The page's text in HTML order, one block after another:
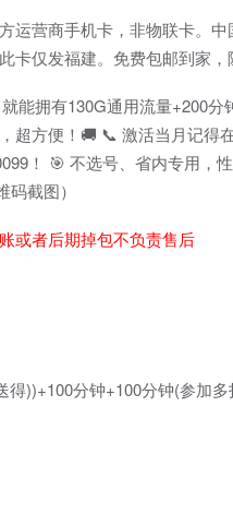
运营商手机卡，非物联卡。
仅发福建。免费包邮到家，
能拥有130G通用流量+200
超方便！🚚 📞 激活当月记
！ 🎯 不选号、省内专用，
截图）
或者后期掉包不负责售后
))+100分钟+100分钟(参加